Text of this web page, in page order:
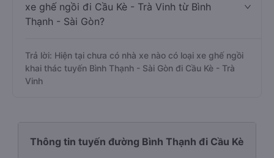
xe ghế ngồi đi Cầu Kè - Trà Vinh từ Bình
Thạnh - Sài Gòn?
Trả lời: Hiện tại chưa có nhà xe nào có loại xe ghế ngồi
khai thác tuyến Bình Thạnh - Sài Gòn đi Cầu Kè - Trà
Vinh
Thông tin tuyến đường Bình Thạnh đi Cầu Kè